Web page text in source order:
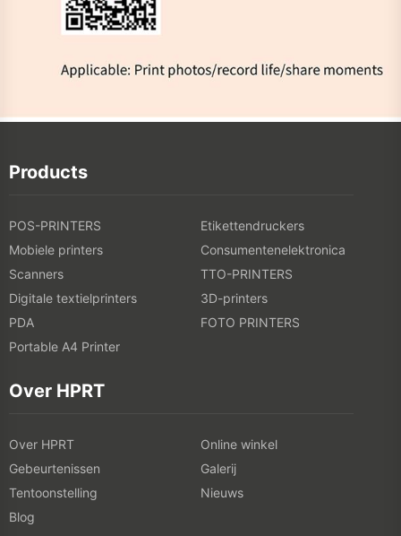
Products
POS-PRINTERS
Etikettendruckers
Mobiele printers
Consumentenelektronica
Scanners
TTO-PRINTERS
Digitale textielprinters
3D-printers
PDA
FOTO PRINTERS
Portable A4 Printer
Over HPRT
Over HPRT
Online winkel
Gebeurtenissen
Galerij
Tentoonstelling
Nieuws
Blog